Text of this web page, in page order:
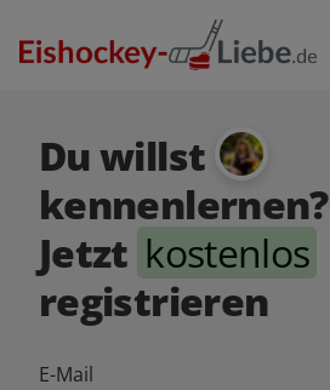
Du willst
kennenlernen?
Jetzt kostenlos
registrieren
E-Mail